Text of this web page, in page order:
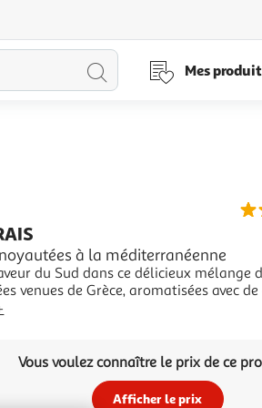
Lancer
Mes
à la méditerranéenne
du Sud dans ce délicieux mélange
venues de Grèce, aromatisées avec
poivrons et des herbes telles que le
extra charnuesRecette sans
thermique
Vous voulez connaître le prix de ce
Afficher le prix